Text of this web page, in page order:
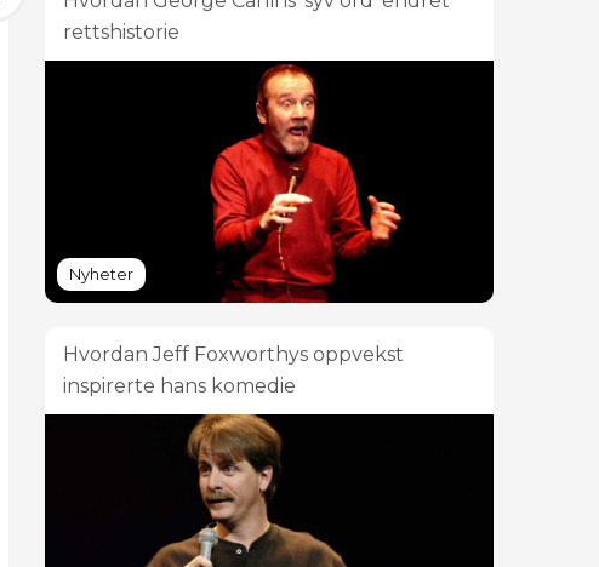
rettshistorie
Nyheter
Hvordan Jeff Foxworthys oppvekst
inspirerte hans komedie